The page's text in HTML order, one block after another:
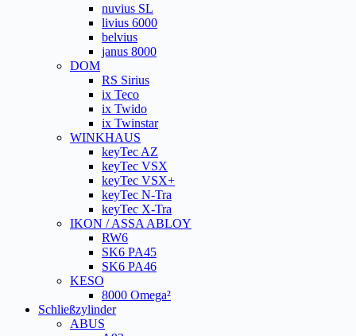
nuvius SL
livius 6000
belvius
janus 8000
DOM
RS Sirius
ix Teco
ix Twido
ix Twinstar
WINKHAUS
keyTec AZ
keyTec VSX
keyTec VSX+
keyTec N-Tra
keyTec X-Tra
IKON / ASSA ABLOY
RW6
SK6 PA45
SK6 PA46
KESO
8000 Omega²
Schließzylinder
ABUS